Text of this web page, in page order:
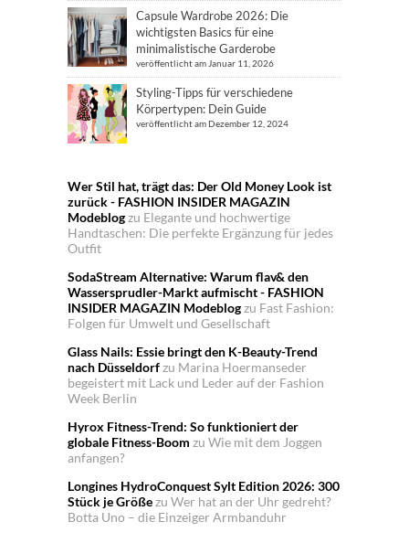
Capsule Wardrobe 2026: Die
wichtigsten Basics für eine
minimalistische Garderobe
veröffentlicht am Januar 11, 2026
Styling-Tipps für verschiedene
Körpertypen: Dein Guide
veröffentlicht am Dezember 12, 2024
Wer Stil hat, trägt das: Der Old Money Look ist
zurück - FASHION INSIDER MAGAZIN
Modeblogzu Elegante und hochwertige
Handtaschen: Die perfekte Ergänzung für jedes
Outfit
SodaStream Alternative: Warum flav& den
Wassersprudler-Markt aufmischt - FASHION
INSIDER MAGAZIN Modeblogzu Fast Fashion:
Folgen für Umwelt und Gesellschaft
Glass Nails: Essie bringt den K-Beauty-Trend
nach Düsseldorfzu Marina Hoermanseder
begeistert mit Lack und Leder auf der Fashion
Week Berlin
Hyrox Fitness-Trend: So funktioniert der
globale Fitness-Boom zu Wie mit dem Joggen
anfangen?
Longines HydroConquest Sylt Edition 2026: 300
Stück je Größezu Wer hat an der Uhr gedreht?
Botta Uno – die Einzeiger Armbanduhr